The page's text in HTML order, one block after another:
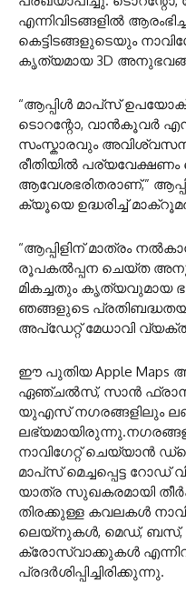
എന്നിവിടങ്ങളിൽ
കെട്ടിടങ്ങളുടെയും
കൃത്യമായ 3D
“ആപ്പിൾ മാപ്‌സ്
ടൊറന്റോ, വാൻകൂവർ
സംസ്കാരവും
രീതിയിൽ
ആവേശഭരിതരാണ്,”
ക്യൂയെ ഉദ്ധരിച്ച്
“ആപ്പിളിന് മാത്രം
രൂപകൽപ്പന ചെയ്‌ത
മികച്ചതും കൃത്യവുമായ
ഞങ്ങളുടെ
അപ്‌ഡേറ്റ് മേധാവി
ഈ പുതിയ Apple
ഏഞ്ചൽസ്, സാൻ
യുഎസ് നഗരങ്ങളിലും
നാവിഗേറ്റ് ചെയ്യാൻ
മാപ്‌സ് മെച്ചപ്പെട്ട
യാത്ര സുഖകരമായി
തിരക്കുള്ള കവലകൾ
ലെയ്‌നുകൾ, മെഡ്, ബസ്,
ക്രോസ്‌വാക്കുകൾ
പ്രദർശിപ്പിച്ചിരിക്കുന്നു.